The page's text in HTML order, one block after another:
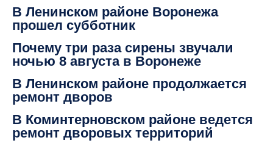
В Ленинском районе Воронежа
прошел субботник
Почему три раза сирены звучали
ночью 8 августа в Воронеже
В Ленинском районе продолжается
ремонт дворов
В Коминтерновском районе ведется
ремонт дворовых территорий